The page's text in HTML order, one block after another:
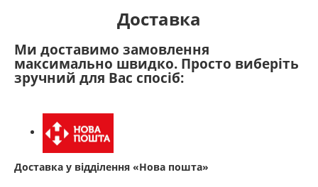
Доставка
Ми доставимо замовлення
максимально швидко. Просто виберіть
зручний для Вас спосіб:
Доставка у відділення «Нова пошта»